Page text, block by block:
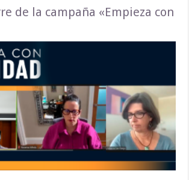
de la campaña «Empieza con